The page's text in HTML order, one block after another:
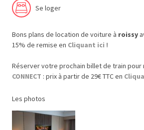
Se loger
Bons plans de location de voiture à roissy
15% de remise en Cliquant ici !
Réserver votre prochain billet de train pour
CONNECT : prix à partir de 29€ TTC en
Les photos